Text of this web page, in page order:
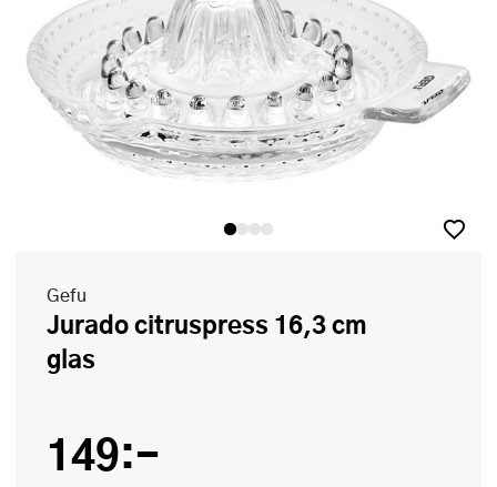
Gefu
Jurado citruspress 16,3 cm
glas
149:-